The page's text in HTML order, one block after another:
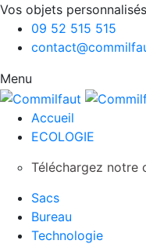
Vos objets
09 52 515 515
Menu
Accueil
ECOLOGIE
Téléchargez notre
Sacs
Bureau
Technologie